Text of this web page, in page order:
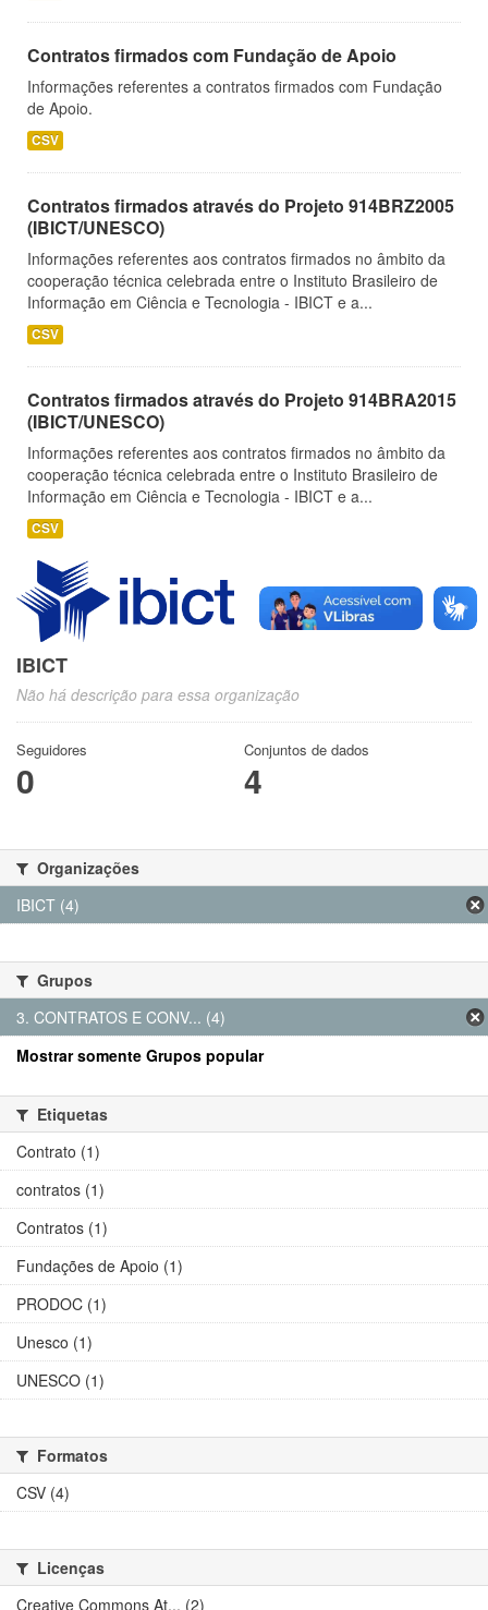
Contratos firmados com Fundação de Apoio
Informações referentes a contratos firmados com Fundação
de Apoio.
CSV
Contratos firmados através do Projeto 914BRZ2005
(IBICT/UNESCO)
Informações referentes aos contratos firmados no âmbito da
cooperação técnica celebrada entre o Instituto Brasileiro de
Informação em Ciência e Tecnologia - IBICT e a...
CSV
Contratos firmados através do Projeto 914BRA2015
(IBICT/UNESCO)
Informações referentes aos contratos firmados no âmbito da
cooperação técnica celebrada entre o Instituto Brasileiro de
Informação em Ciência e Tecnologia - IBICT e a...
CSV
IBICT
Não há descrição para essa organização
Seguidores
0
Conjuntos de dados
4
Organizações
IBICT (4)
Grupos
3. CONTRATOS E CONV... (4)
Mostrar somente Grupos popular
Etiquetas
Contrato (1)
contratos (1)
Contratos (1)
Fundações de Apoio (1)
PRODOC (1)
Unesco (1)
UNESCO (1)
Formatos
CSV (4)
Licenças
Creative Commons At... (2)